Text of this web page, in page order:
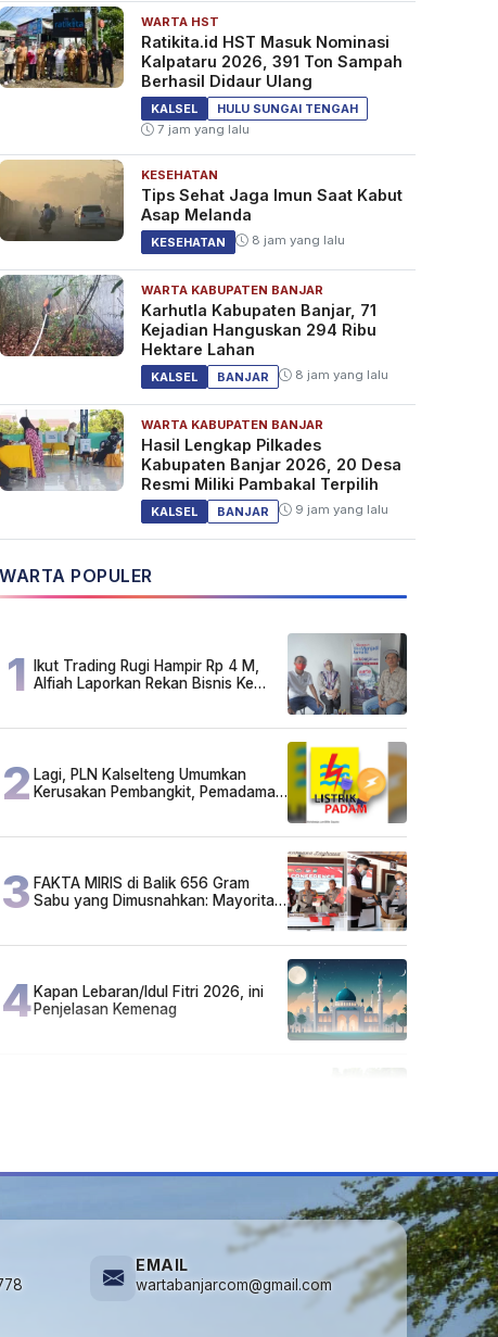
WARTA HST
Ratikita.id HST Masuk Nominasi
Kalpataru 2026, 391 Ton Sampah
Berhasil Didaur Ulang
KALSEL
HULU SUNGAI TENGAH
7 jam yang lalu
KESEHATAN
Tips Sehat Jaga Imun Saat Kabut
Asap Melanda
KESEHATAN 8 jam yang lalu
WARTA KABUPATEN BANJAR
Karhutla Kabupaten Banjar, 71
Kejadian Hanguskan 294 Ribu
Hektare Lahan
KALSEL BANJAR 8 jam yang lalu
WARTA KABUPATEN BANJAR
Hasil Lengkap Pilkades
Kabupaten Banjar 2026, 20 Desa
Resmi Miliki Pambakal Terpilih
KALSEL BANJAR 9 jam yang lalu
WARTA POPULER
1 Ikut Trading Rugi Hampir Rp 4 M,
Alfiah Laporkan Rekan Bisnis Ke
2 Lagi, PLN Kalselteng Umumkan
Kerusakan Pembangkit, Pemadaman
3 FAKTA MIRIS di Balik 656 Gram
Sabu yang Dimusnahkan: Mayoritas
4Kapan Lebaran/Idul Fitri 2026, ini
Penjelasan Kemenag
EMAIL
wartabanjarcom@gmail.com